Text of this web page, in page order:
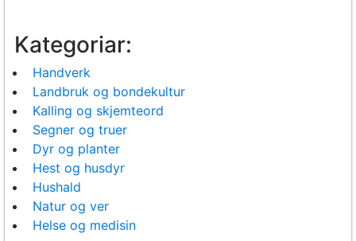
Kategoriar:
Handverk
Landbruk og bondekultur
Kalling og skjemteord
Segner og truer
Dyr og planter
Hest og husdyr
Hushald
Natur og ver
Helse og medisin